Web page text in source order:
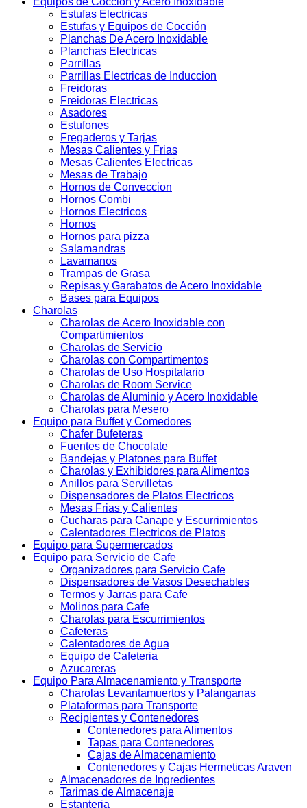
Estufas Electricas
Estufas y Equipos de Cocción
Planchas De Acero Inoxidable
Planchas Electricas
Parrillas
Parrillas Electricas de Induccion
Freidoras
Freidoras Electricas
Asadores
Estufones
Fregaderos y Tarjas
Mesas Calientes y Frias
Mesas Calientes Electricas
Mesas de Trabajo
Hornos de Conveccion
Hornos Combi
Hornos Electricos
Hornos
Hornos para pizza
Salamandras
Lavamanos
Trampas de Grasa
Repisas y Garabatos de Acero Inoxidable
Bases para Equipos
Charolas
Charolas de Acero Inoxidable con
Compartimientos
Charolas de Servicio
Charolas con Compartimentos
Charolas de Uso Hospitalario
Charolas de Room Service
Charolas de Aluminio y Acero Inoxidable
Charolas para Mesero
Equipo para Buffet y Comedores
Chafer Bufeteras
Fuentes de Chocolate
Bandejas y Platones para Buffet
Charolas y Exhibidores para Alimentos
Anillos para Servilletas
Dispensadores de Platos Electricos
Mesas Frias y Calientes
Cucharas para Canape y Escurrimientos
Calentadores Electricos de Platos
Equipo para Supermercados
Equipo para Servicio de Cafe
Organizadores para Servicio Cafe
Dispensadores de Vasos Desechables
Termos y Jarras para Cafe
Molinos para Cafe
Charolas para Escurrimientos
Cafeteras
Calentadores de Agua
Equipo de Cafeteria
Azucareras
Equipo Para Almacenamiento y Transporte
Charolas Levantamuertos y Palanganas
Plataformas para Transporte
Recipientes y Contenedores
Contenedores para Alimentos
Tapas para Contenedores
Cajas de Almacenamiento
Contenedores y Cajas Hermeticas Araven
Almacenadores de Ingredientes
Tarimas de Almacenaje
Estanteria